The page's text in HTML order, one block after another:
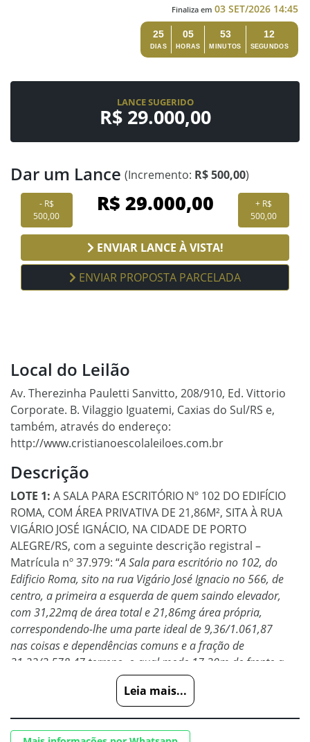
Finaliza em 03 SET/2026 14:45
25
DIAS
05
HORAS
53
MINUTOS
11
SEGUNDOS
LANCE SUGERIDO
R$ 29.000,00
Dar um Lance (Incremento: R$ 500,00)
- R$
500,00
+ R$
500,00
ENVIAR LANCE À VISTA!
ENVIAR PROPOSTA PARCELADA
Local do Leilão
Av. Therezinha Pauletti Sanvitto, 208/910, Ed. Vittorio
Corporate. B. Vilaggio Iguatemi, Caxias do Sul/RS e,
também, através do endereço:
http://www.cristianoescolaleiloes.com.br
Descrição
LOTE 1: A SALA PARA ESCRITÓRIO Nº 102 DO EDIFÍCIO
ROMA, COM ÁREA PRIVATIVA DE 21,86M², SITA À RUA
VIGÁRIO JOSÉ IGNÁCIO, NA CIDADE DE PORTO
ALEGRE/RS, com a seguinte descrição registral –
Matrícula nº 37.979: “A Sala para escritório no 102, do
Edificio Roma, sito na rua Vigário José Ignacio no 566, de
centro, a primeira a esquerda de quem saindo elevador,
com 31,22mq de área total e 21,86mg área própria,
correspondendo-lhe uma parte ideal de 9,36/1.061,87
nas coisas e dependências comuns e a fração de
31,22/3.578,47 terreno, o qual mede 17,30m de frente a
rua Vigário José Ignácio, a oeste, fazendo esquina em
bizel, com a avenida Senador Salgado Filho, onde mede
divide com imóvel de herdeiros do Dr. Hercilio
Leia mais...